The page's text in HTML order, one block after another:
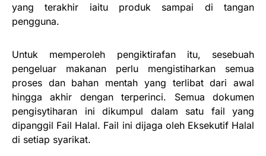
yang terakhir iaitu produk sampai di tangan
pengguna.
Untuk memperoleh pengiktirafan itu, sesebuah
pengeluar makanan perlu mengistiharkan semua
proses dan bahan mentah yang terlibat dari awal
hingga akhir dengan terperinci. Semua dokumen
pengisytiharan ini dikumpul dalam satu fail yang
dipanggil Fail Halal. Fail ini dijaga oleh Eksekutif Halal
di setiap syarikat.